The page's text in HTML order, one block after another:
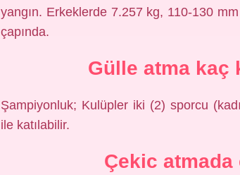
yangın. Erkeklerde 7.257 kg, 110-130
çapında.
Gülle atma kaç
Şampiyonluk; Kulüpler iki (2) sporcu
ile katılabilir.
Çekic